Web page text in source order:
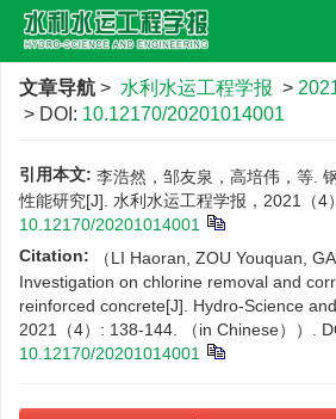
文章导航 > 水利水运工程学报 >
> DOI: 10.12170/20201014001
引用本文: 李浩然，邹友泉，高培伟，等.
性能研究[J]. 水利水运工程学报，2021（4
10.12170/20201014001
Citation:
（LI Haoran, ZOU Youquan,
Investigation on chlorine removal and
reinforced concrete[J]. Hydro-Science
2021（4）: 138-144. （in Chinese））.
10.12170/20201014001